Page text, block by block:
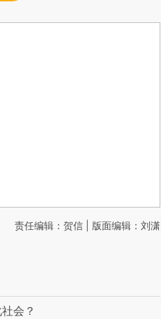
责任编辑：贺信 | 版面编辑：刘潇
会？